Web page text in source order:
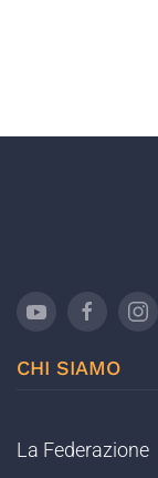
CHI SIAMO
La Federazione